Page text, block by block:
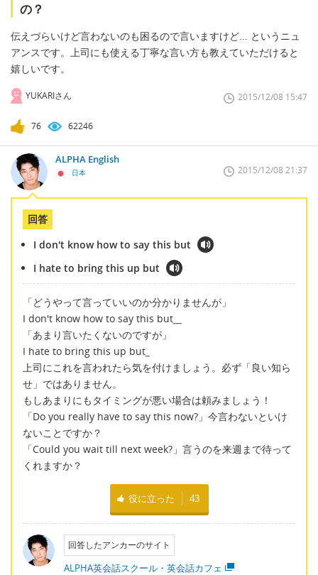
の？
伝えづらいけど言わないのも困るので言いますけど... というニュ
アンスです。上司にも使える丁寧な言い方も教えていただけると
嬉しいです。
YUKARIさん 2015/12/08 15:47
76 62246
ALPHA English
日本 2015/12/08 21:37
回答
I don't know how to say this but
I hate to bring this up but
「どうやって言っていいのか分かりませんが」
I don't know how to say this but
「あまり言いたくないのですが」
I hate to bring this up but
上司にこれを言われたら気を付けましょう。必ず「良い知ら
せ」ではありません。
もしあまりにもタイミングが悪い場合は頼みましょう！
「Do you really have to say this now?」今言わないといけ
ないことですか？
「Could you wait till next week?」言うのを来週まで待って
くれますか？
役に立った 43
回答したアンカーのサイト
ALPHA英会話スクール・英会話カフェ